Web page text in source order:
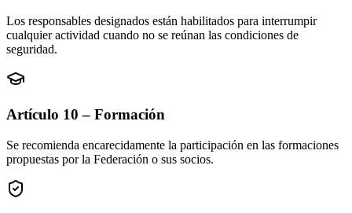
Los responsables designados están habilitados para interrumpir
cualquier actividad cuando no se reúnan las condiciones de
seguridad.
Artículo 10 – Formación
Se recomienda encarecidamente la participación en las formaciones
propuestas por la Federación o sus socios.